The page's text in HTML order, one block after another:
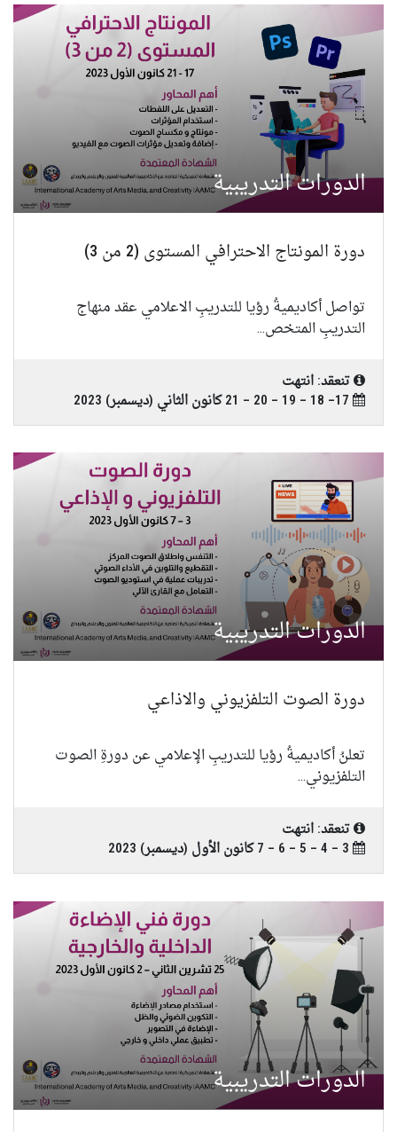
الدورات التدريبية
دورة المونتاج الاحترافي المستوى (2 من 3)
تواصل أكاديميةُ رؤيا للتدريبِ الاعلامي عقد منهاج
التدريبِ المتخص...
تنعقد: انتهت
الدورات التدريبية
دورة الصوت التلفزيوني والاذاعي
تعلنُ أكاديميةُ رؤيا للتدريبِ الإعلامي عن دورةِ الصوت
التلفزيوني...
تنعقد: انتهت
الدورات التدريبية